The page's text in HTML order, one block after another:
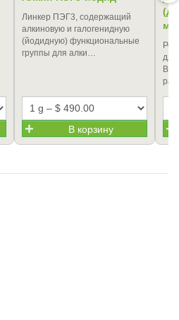
Линкер ПЭГ3, содержащий
алкиновую и галогенидную
(йодидную) функциональные
группы для алки…
В корзину
для